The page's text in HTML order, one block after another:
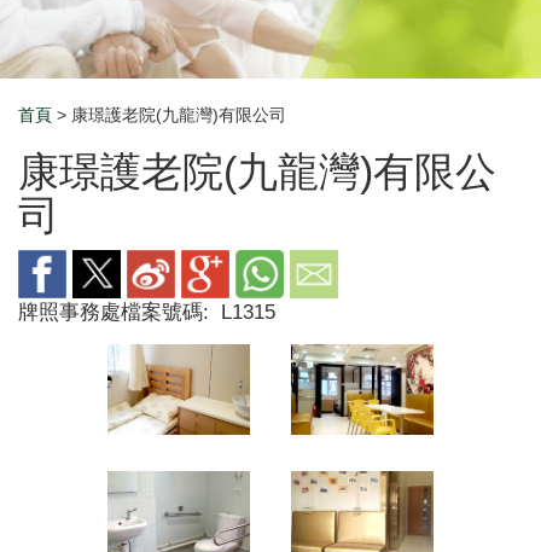
Breadcrumb
首頁 > 康璟護老院(九龍灣)有限公司
康璟護老院(九龍灣)有限公
司
牌照事務處檔案號碼: L1315